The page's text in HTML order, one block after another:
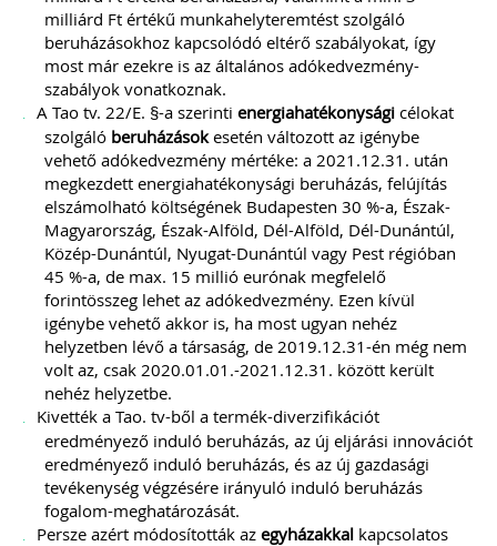
milliárd Ft értékű munkahelyteremtést szolgáló
beruházásokhoz kapcsolódó eltérő szabályokat, így
most már ezekre is az általános adókedvezmény-
szabályok vonatkoznak.
A Tao tv. 22/E. §-a szerinti energiahatékonysági célokat
szolgáló beruházásokesetén változott az igénybe
vehető adókedvezmény mértéke: a 2021.12.31. után
megkezdett energiahatékonysági beruházás, felújítás
elszámolható költségének Budapesten 30 %-a, Észak-
Magyarország, Észak-Alföld, Dél-Alföld, Dél-Dunántúl,
Közép-Dunántúl, Nyugat-Dunántúl vagy Pest régióban
45 %-a, de max. 15 millió eurónak megfelelő
forintösszeg lehet az adókedvezmény. Ezen kívül
igénybe vehető akkor is, ha most ugyan nehéz
helyzetben lévő a társaság, de 2019.12.31-én még nem
volt az, csak 2020.01.01.-2021.12.31. között került
nehéz helyzetbe.
Kivették a Tao. tv-ből a termék-diverzifikációt
eredményező induló beruházás, az új eljárási innovációt
eredményező induló beruházás, és az új gazdasági
tevékenység végzésére irányuló induló beruházás
fogalom-meghatározását.
Persze azért módosították az egyházakkal kapcsolatos